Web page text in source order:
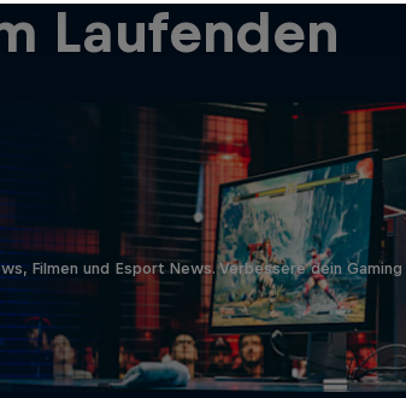
Laufenden
Filmen und Esport News. Verbessere dein